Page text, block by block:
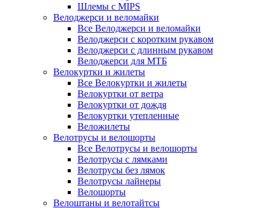
Шлемы с MIPS
Велоджерси и веломайки
Все Велоджерси и веломайки
Велоджерси с коротким рукавом
Велоджерси с длинным рукавом
Велоджерси для МТБ
Велокуртки и жилеты
Все Велокуртки и жилеты
Велокуртки от ветра
Велокуртки от дождя
Велокуртки утепленные
Веложилеты
Велотрусы и велошорты
Все Велотрусы и велошорты
Велотрусы с лямками
Велотрусы без лямок
Велотрусы лайнеры
Велошорты
Велоштаны и велотайтсы